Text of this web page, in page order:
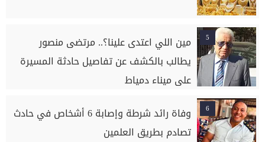
5
مين اللي اعتدى علينا؟.. مرتضى منصور
يطالب بالكشف عن تفاصيل حادثة المسيرة
على ميناء دمياط
6
وفاة رائد شرطة وإصابة 6 أشخاص في حادث
تصادم بطريق العلمين